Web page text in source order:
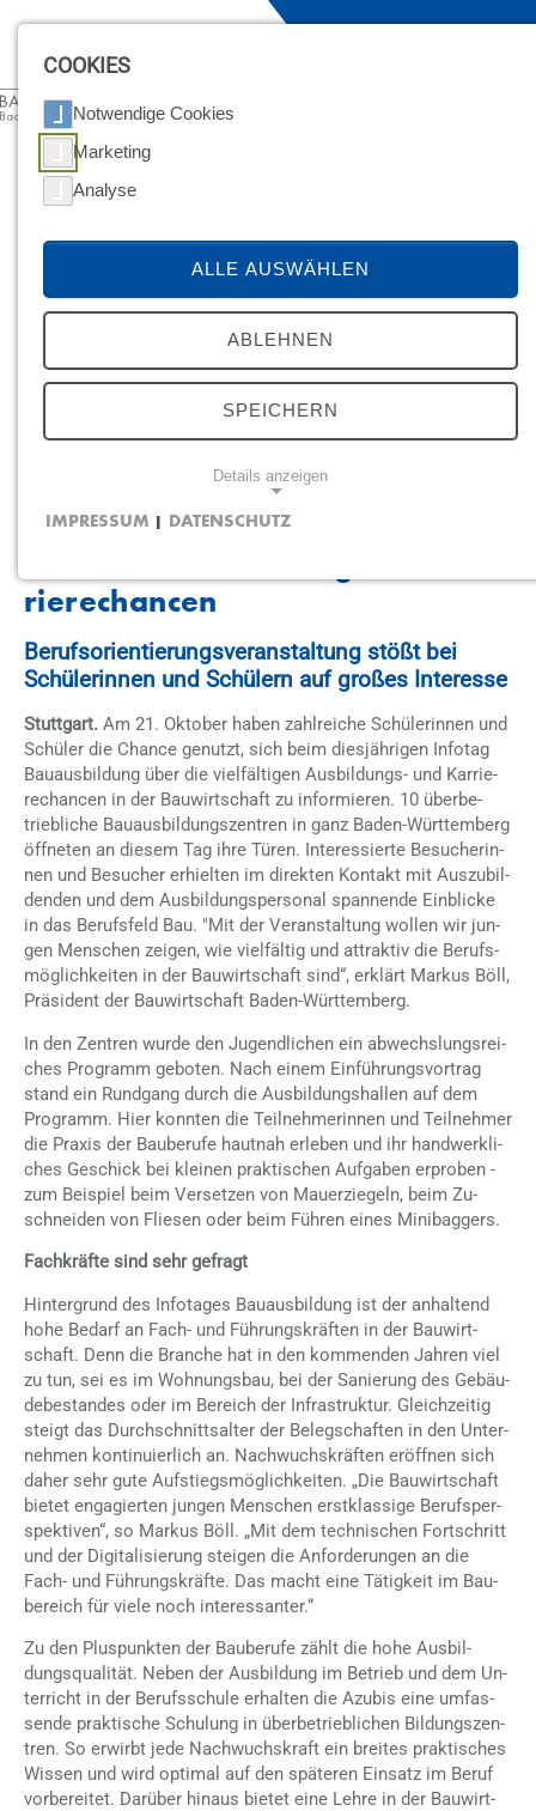
In­fo­tag Bau­aus­bil­dung: Bau­be­
rie­re­chan­cen
Be­rufs­ori­en­tie­rungs­ver­an­stal­tung stößt bei
Schü­le­rin­nen und Schü­lern auf gro­ßes In­ter­es­se
Stuttgart. Am 21. Ok­to­ber ha­ben zahl­rei­che Schü­le­rin­nen und
Schü­ler die Chan­ce ge­nutzt, sich beim dies­jäh­ri­gen In­fo­tag
Bau­aus­bil­dung über die viel­fäl­ti­gen Aus­bil­dungs- und Kar­rie­
re­chan­cen in der Bau­wirt­schaft zu in­for­mie­ren. 10 über­be­
trieb­li­che Bau­aus­bil­dungs­zen­tren in ganz Ba­den-Würt­tem­berg
öff­ne­ten an die­sem Tag ihre Tü­ren. In­ter­es­sier­te Be­su­che­rin­
nen und Be­su­cher er­hiel­ten im di­rek­ten Kon­takt mit Aus­zu­bil­
den­den und dem Aus­bil­dungs­per­so­nal span­nen­de Ein­bli­cke
in das Be­rufs­feld Bau. "Mit der Ver­an­stal­tung wol­len wir jun­
gen Men­schen zei­gen, wie viel­fäl­tig und at­trak­tiv die Be­rufs­
mög­lich­kei­ten in der Bau­wirt­schaft sind“, er­klärt Mar­kus Böll,
Prä­si­dent der Bau­wirt­schaft Ba­den-Würt­tem­berg.
In den Zen­tren wur­de den Ju­gend­li­chen ein ab­wechs­lungs­rei­
ches Pro­gramm ge­bo­ten. Nach ei­nem Ein­füh­rungs­vor­trag
stand ein Rund­gang durch die Aus­bil­dungs­hal­len auf dem
Pro­gramm. Hier konn­ten die Teil­neh­me­rin­nen und Teil­neh­mer
die Pra­xis der Bau­be­ru­fe haut­nah er­le­ben und ihr hand­werk­li­
ches Ge­schick bei klei­nen prak­ti­schen Auf­ga­ben er­pro­ben -
zum Bei­spiel beim Ver­set­zen von Mau­er­zie­geln, beim Zu­
schnei­den von Flie­sen oder beim Füh­ren ei­nes Mi­ni­bag­gers.
Fachkräfte sind sehr gefragt
Hin­ter­grund des In­fo­ta­ges Bau­aus­bil­dung ist der an­hal­tend
hohe Be­darf an Fach- und Füh­rungs­kräf­ten in der Bau­wirt­
schaft. Denn die Bran­che hat in den kom­men­den Jah­ren viel
zu tun, sei es im Woh­nungs­bau, bei der Sa­nie­rung des Ge­bäu­
de­be­stan­des oder im Be­reich der In­fra­struk­tur. Gleich­zei­tig
steigt das Durch­schnitts­al­ter der Be­leg­schaf­ten in den Un­ter­
neh­men kon­ti­nu­ier­lich an. Nach­wuchs­kräf­ten er­öff­nen sich
da­her sehr gute Auf­stiegs­mög­lich­kei­ten. „Die Bau­wirt­schaft
bie­tet en­ga­gier­ten jun­gen Men­schen erst­klas­si­ge Be­rufs­per­
spek­ti­ven“, so Mar­kus Böll. „Mit dem tech­ni­schen Fort­schritt
und der Di­gi­ta­li­sie­rung stei­gen die An­for­de­run­gen an die
Fach- und Füh­rungs­kräf­te. Das macht eine Tä­tig­keit im Bau­
be­reich für vie­le noch in­ter­es­san­ter.“
Zu den Plus­punk­ten der Bau­be­ru­fe zählt die hohe Aus­bil­
dungs­qua­li­tät. Ne­ben der Aus­bil­dung im Be­trieb und dem Un­
ter­richt in der Be­rufs­schu­le er­hal­ten die Azu­bis eine um­fas­
sen­de prak­ti­sche Schu­lung in über­be­trieb­li­chen Bil­dungs­zen­
tren. So er­wirbt jede Nach­wuchs­kraft ein brei­tes prak­ti­sches
Wis­sen und wird op­ti­mal auf den spä­te­ren Ein­satz im Be­ruf
vor­be­rei­tet. Dar­über hin­aus bie­tet eine Leh­re in der Bau­wirt­
COOKIES
Notwendige Cookies
Marketing
Analyse
ALLE AUSWÄHLEN
ABLEHNEN
SPEICHERN
Details anzeigen
Youtube
Anbieter:
Google LLC
ANALYSE
Etracker
IMPRESSUM DATENSCHUTZ